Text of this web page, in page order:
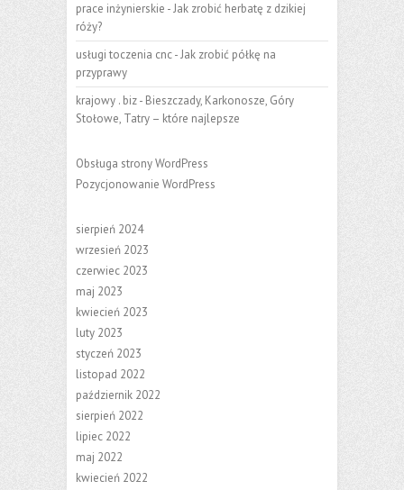
prace inżynierskie -Jak zrobić herbatę z dzikiej
róży?
usługi toczenia cnc-Jak zrobić półkę na
przyprawy
krajowy . biz- Bieszczady, Karkonosze, Góry
Stołowe, Tatry – które najlepsze
Obsługa strony WordPress
Pozycjonowanie WordPress
sierpień 2024
wrzesień 2023
czerwiec 2023
maj 2023
kwiecień 2023
luty 2023
styczeń 2023
listopad 2022
październik 2022
sierpień 2022
lipiec 2022
maj 2022
kwiecień 2022